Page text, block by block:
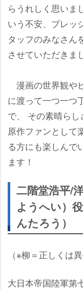
らうれしく思いま
いう不安、プレッ
タッフのみなさん
させていただきま
漫画の世界観や
に渡って一つ一つ
で、 その素晴ら
原作ファンとして
る方にも楽しんで
ます！
二階堂浩平/
ようへい）
んたろう）
（※柳＝正しくは異
大日本帝国陸軍第